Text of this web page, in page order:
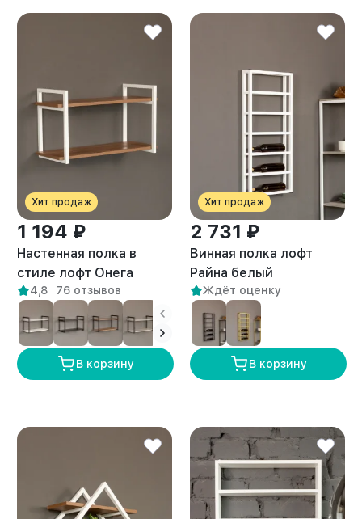
Хит продаж
1 194 ₽
Настенная полка в
стиле лофт Онега
белый/амаретто
4,8 76 отзывов
В корзину
Хит продаж
2 731 ₽
Винная полка лофт
Райна белый
Ждёт оценку
В корзину